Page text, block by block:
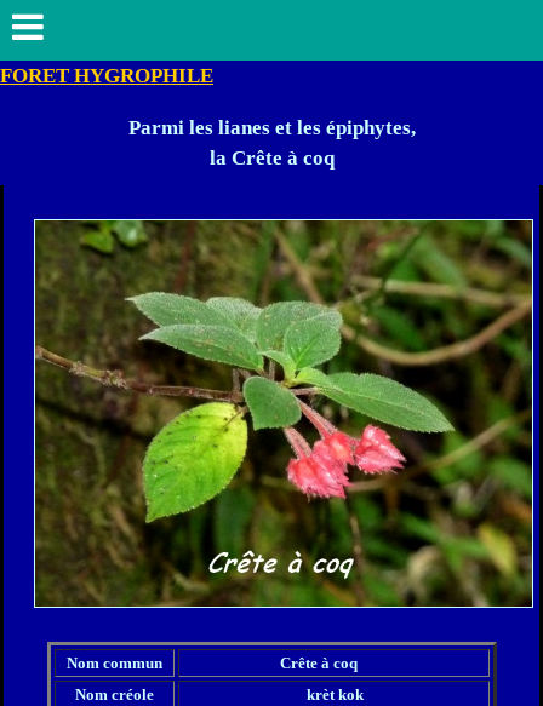
FORET HYGROPHILE
Parmi les lianes et les épiphytes,
la Crête à coq
Nom commun
Crête à coq
Nom créole
krèt kok